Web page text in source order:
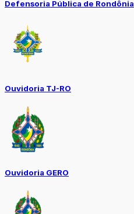
Defensoria Pública de Rondônia
Ouvidoria TJ-RO
Ouvidoria GERO